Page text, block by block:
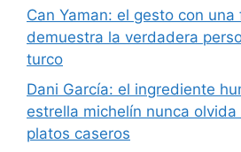
Can Yaman: el gesto con
demuestra la verdadera
turco
Dani García: el ingrediente
estrella michelín nunca
platos caseros